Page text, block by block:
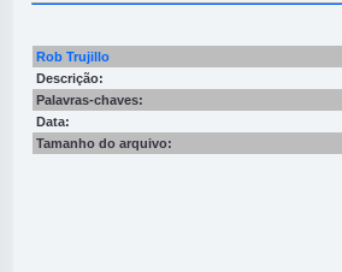
Rob Trujillo
Descrição:
Palavras-chaves:
Data:
Tamanho do arquivo: